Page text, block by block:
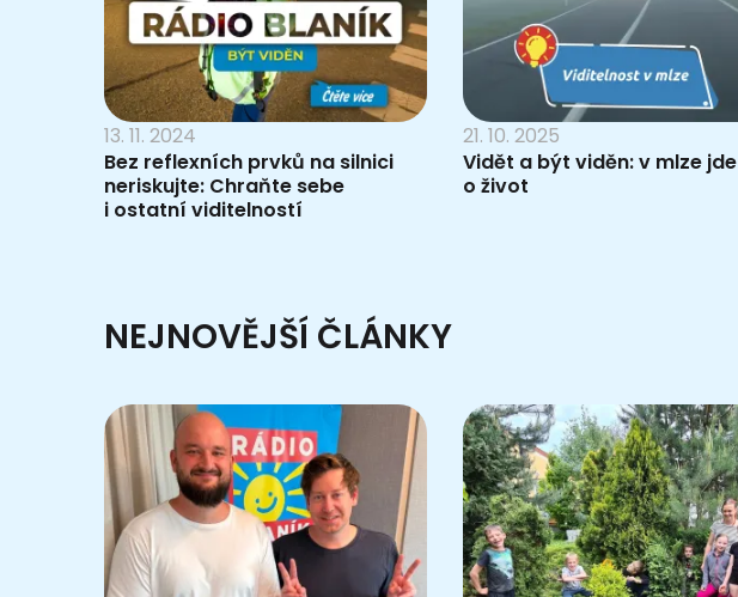
13. 11. 2024
Bez reflexních prvků na silnici
neriskujte: Chraňte sebe
i ostatní viditelností
21. 10. 2025
Vidět a být viděn: v mlze jde
o život
NEJNOVĚJŠÍ ČLÁNKY